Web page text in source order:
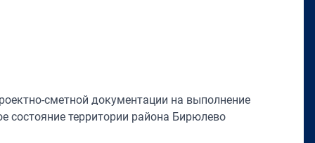
сметной документации на выполнение
состояние территории района Бирюлево